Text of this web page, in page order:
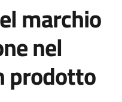
marchio
nel
prodotto